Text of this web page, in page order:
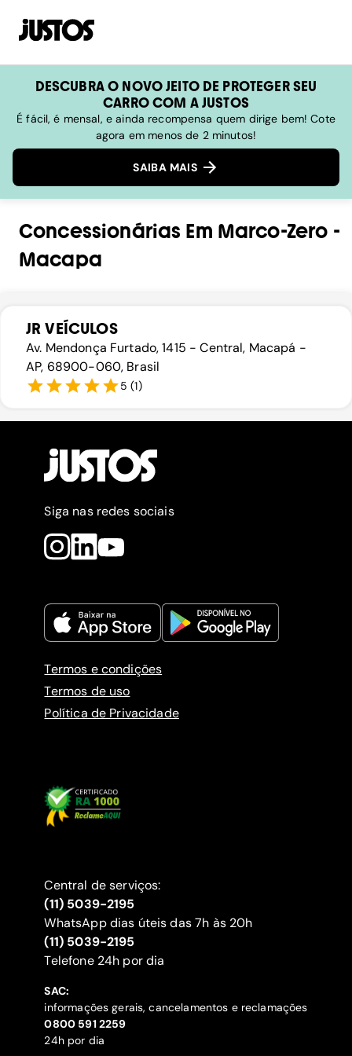
DESCUBRA O NOVO JEITO DE PROTEGER SEU
CARRO COM A JUSTOS
É fácil, é mensal, e ainda recompensa quem dirige bem! Cote
agora em menos de 2 minutos!
SAIBA MAIS
Concessionárias Em Marco-Zero -
Macapa
JR VEÍCULOS
Av. Mendonça Furtado, 1415 - Central, Macapá -
AP, 68900-060, Brasil
5 (1)
Siga nas redes sociais
Termos e condições
Termos de uso
Política de Privacidade
Central de serviços:
(11) 5039-2195
WhatsApp dias úteis das 7h às 20h
(11) 5039-2195
‍Telefone 24h por dia
SAC:
informações gerais, cancelamentos e reclamações
‍0800 591 2259
24h por dia